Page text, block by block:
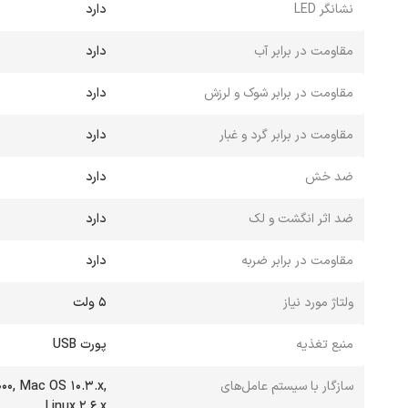
نشانگر LED دارد
مقاومت در برابر آب دارد
مقاومت در برابر شوک و لرزش دارد
مقاومت در برابر گرد و غبار دارد
ضد خش دارد
ضد اثر انگشت و لک دارد
مقاومت در برابر ضربه دارد
ولتاژ مورد نیاز 5 ولت
منبع تغذیه پورت USB
سازگار با سیستم عامل‌های
Mac OS 10.3.x,